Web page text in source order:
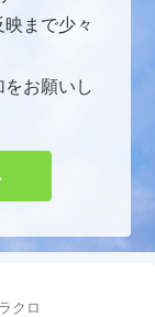
まで少々
お願いし
クロ